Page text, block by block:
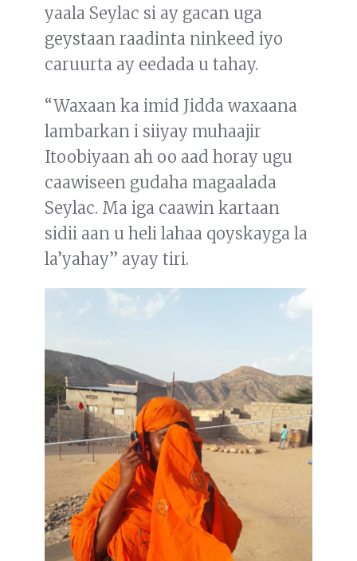
yaala Seylac si ay gacan uga
geystaan raadinta ninkeed iyo
caruurta ay eedada u tahay.
“Waxaan ka imid Jidda waxaana
lambarkan i siiyay muhaajir
Itoobiyaan ah oo aad horay ugu
caawiseen gudaha magaalada
Seylac. Ma iga caawin kartaan
sidii aan u heli lahaa qoyskayga la
la’yahay” ayay tiri.